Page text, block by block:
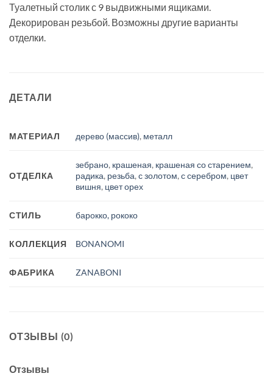
Туалетный столик с 9 выдвижными ящиками.
Декорирован резьбой. Возможны другие варианты
отделки.
ДЕТАЛИ
МАТЕРИАЛ дерево (массив), металл
ОТДЕЛКА
зебрано, крашеная, крашеная со старением,
радика, резьба,с золотом,с серебром, цвет
вишня, цвет орех
СТИЛЬ барокко, рококо
КОЛЛЕКЦИЯ BONANOMI
ФАБРИКА ZANABONI
ОТЗЫВЫ (0)
Отзывы